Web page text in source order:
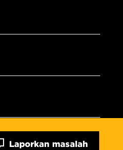
Laporkan masalah